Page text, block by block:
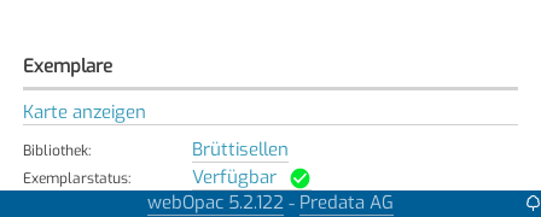
Exemplare
Karte anzeigen
Bibliothek: Brüttisellen
Exemplarstatus:
Verfügbar
webOpac 5.2.122 - Predata AG